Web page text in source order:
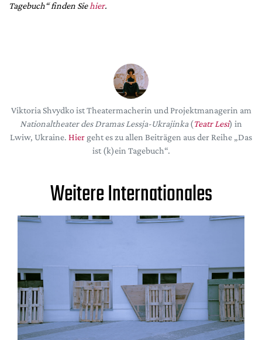
Tagebuch“ finden Siehier.
Viktoria Shvydko ist Theatermacherin und Projektmanagerin am
Nationaltheater des Dramas Lessja-Ukrajinka (Teatr Lesi) in
Lwiw, Ukraine. Hier geht es zu allen Beiträgen aus der Reihe „Das
ist (k)ein Tagebuch“.
Weitere Internationales